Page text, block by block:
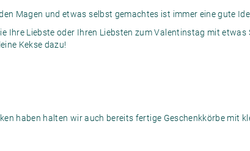
Magen und etwas selbst gemachtes ist immer eine gute
Ihre Liebste oder Ihren Liebsten zum Valentinstag mit etwas
Kekse dazu!
haben halten wir auch bereits fertige Geschenkkörbe mit